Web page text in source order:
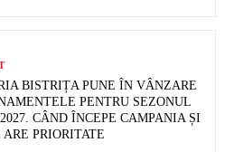
BISTRIȚA PUNE ÎN VÂNZARE
PENTRU SEZONUL
CÂND ÎNCEPE CAMPANIA ȘI
ARE PRIORITATE